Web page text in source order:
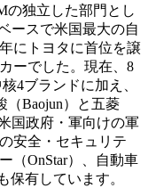
の独立した部門とし
ースで米国最大の自
にトヨタに首位を譲
ーでした。現在、8
4ブランドに加え、
（Baojun）と五菱
国政府・軍向けの軍
安全・セキュリテ
（OnStar）、自動車
保有しています。